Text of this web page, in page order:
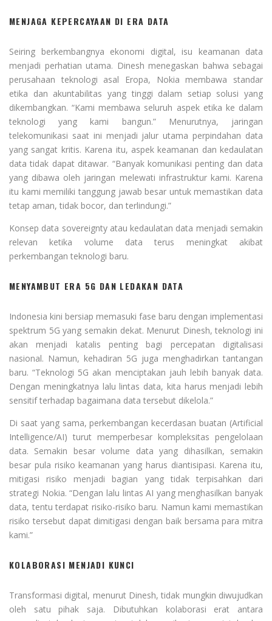
MENJAGA KEPERCAYAAN DI ERA DATA
Seiring berkembangnya ekonomi digital, isu keamanan data
menjadi perhatian utama. Dinesh menegaskan bahwa sebagai
perusahaan teknologi asal Eropa, Nokia membawa standar
etika dan akuntabilitas yang tinggi dalam setiap solusi yang
dikembangkan. “Kami membawa seluruh aspek etika ke dalam
teknologi yang kami bangun.” Menurutnya, jaringan
telekomunikasi saat ini menjadi jalur utama perpindahan data
yang sangat kritis. Karena itu, aspek keamanan dan kedaulatan
data tidak dapat ditawar. “Banyak komunikasi penting dan data
yang dibawa oleh jaringan melewati infrastruktur kami. Karena
itu kami memiliki tanggung jawab besar untuk memastikan data
tetap aman, tidak bocor, dan terlindungi.”
Konsep data sovereignty atau kedaulatan data menjadi semakin
relevan ketika volume data terus meningkat akibat
perkembangan teknologi baru.
MENYAMBUT ERA 5G DAN LEDAKAN DATA
Indonesia kini bersiap memasuki fase baru dengan implementasi
spektrum 5G yang semakin dekat. Menurut Dinesh, teknologi ini
akan menjadi katalis penting bagi percepatan digitalisasi
nasional. Namun, kehadiran 5G juga menghadirkan tantangan
baru. “Teknologi 5G akan menciptakan jauh lebih banyak data.
Dengan meningkatnya lalu lintas data, kita harus menjadi lebih
sensitif terhadap bagaimana data tersebut dikelola.”
Di saat yang sama, perkembangan kecerdasan buatan (Artificial
Intelligence/AI) turut memperbesar kompleksitas pengelolaan
data. Semakin besar volume data yang dihasilkan, semakin
besar pula risiko keamanan yang harus diantisipasi. Karena itu,
mitigasi risiko menjadi bagian yang tidak terpisahkan dari
strategi Nokia. “Dengan lalu lintas AI yang menghasilkan banyak
data, tentu terdapat risiko-risiko baru. Namun kami memastikan
risiko tersebut dapat dimitigasi dengan baik bersama para mitra
kami.”
KOLABORASI MENJADI KUNCI
Transformasi digital, menurut Dinesh, tidak mungkin diwujudkan
oleh satu pihak saja. Dibutuhkan kolaborasi erat antara